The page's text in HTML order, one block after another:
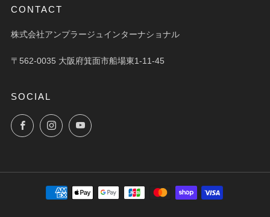
CONTACT
株式会社アンプラージュインターナショナル
〒562-0035 大阪府箕面市船場東1-11-45
SOCIAL
FacebookInstagramYouTube